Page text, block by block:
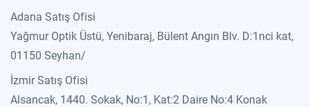
Adana Satış Ofisi
Yağmur Optik Üstü, Yenibaraj, Bülent Angın Blv. D:1nci kat,
01150 Seyhan/
İzmir Satış Ofisi
Alsancak, 1440. Sokak, No:1, Kat:2 Daire No:4 Konak